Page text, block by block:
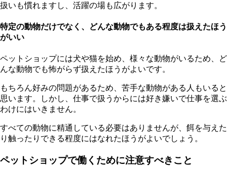
扱いも慣れますし、活躍の場も広がります。
特定の動物だけでなく、どんな動物でもある程度は扱えたほう
がいい
ペットショップには犬や猫を始め、様々な動物がいるため、ど
んな動物でも怖がらず扱えたほうがよいです。
もちろん好みの問題があるため、苦手な動物がある人もいると
思います。しかし、仕事で扱うからには好き嫌いで仕事を選ぶ
わけにはいきません。
すべての動物に精通している必要はありませんが、餌を与えた
り触ったりできる程度にはなれたほうがよいでしょう。
ペットショップで働くために注意すべきこと